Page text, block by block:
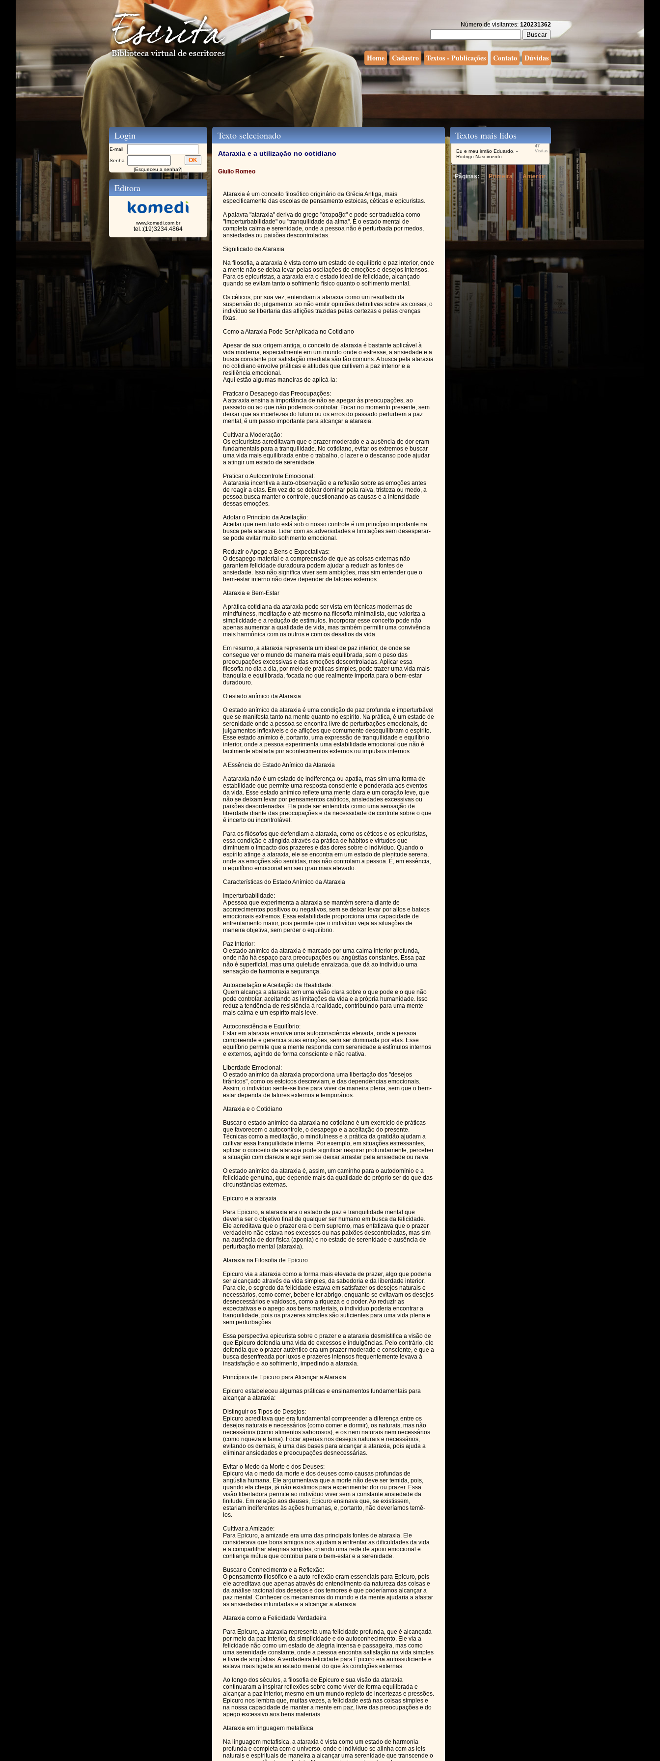
Número de visitantes: 120231362
Home Cadastro Textos - Publicações Contato Dúvidas
Login
E-mail
Senha
|Esqueceu a senha?|
Editora
www.komedi.com.br
tel.:(19)3234.4864
Texto selecionado
Ataraxia e a utilização no cotidiano
Giulio Romeo
Ataraxia é um conceito filosófico originário da Grécia Antiga, mais
especificamente das escolas de pensamento estoicas, céticas e epicuristas.
A palavra "ataraxia" deriva do grego "ἀταραξία" e pode ser traduzida como
"imperturbabilidade" ou "tranquilidade da alma". É o estado mental de
completa calma e serenidade, onde a pessoa não é perturbada por medos,
ansiedades ou paixões descontroladas.
Significado de Ataraxia
Na filosofia, a ataraxia é vista como um estado de equilíbrio e paz interior, onde
a mente não se deixa levar pelas oscilações de emoções e desejos intensos.
Para os epicuristas, a ataraxia era o estado ideal de felicidade, alcançado
quando se evitam tanto o sofrimento físico quanto o sofrimento mental.
Os céticos, por sua vez, entendiam a ataraxia como um resultado da
suspensão do julgamento: ao não emitir opiniões definitivas sobre as coisas, o
indivíduo se libertaria das aflições trazidas pelas certezas e pelas crenças
fixas.
Como a Ataraxia Pode Ser Aplicada no Cotidiano
Apesar de sua origem antiga, o conceito de ataraxia é bastante aplicável à
vida moderna, especialmente em um mundo onde o estresse, a ansiedade e a
busca constante por satisfação imediata são tão comuns. A busca pela ataraxia
no cotidiano envolve práticas e atitudes que cultivem a paz interior e a
resiliência emocional.
Aqui estão algumas maneiras de aplicá-la:
Praticar o Desapego das Preocupações:
A ataraxia ensina a importância de não se apegar às preocupações, ao
passado ou ao que não podemos controlar. Focar no momento presente, sem
deixar que as incertezas do futuro ou os erros do passado perturbem a paz
mental, é um passo importante para alcançar a ataraxia.
Cultivar a Moderação:
Os epicuristas acreditavam que o prazer moderado e a ausência de dor eram
fundamentais para a tranquilidade. No cotidiano, evitar os extremos e buscar
uma vida mais equilibrada entre o trabalho, o lazer e o descanso pode ajudar
a atingir um estado de serenidade.
Praticar o Autocontrole Emocional:
A ataraxia incentiva a auto-observação e a reflexão sobre as emoções antes
de reagir a elas. Em vez de se deixar dominar pela raiva, tristeza ou medo, a
pessoa busca manter o controle, questionando as causas e a intensidade
dessas emoções.
Adotar o Princípio da Aceitação:
Aceitar que nem tudo está sob o nosso controle é um princípio importante na
busca pela ataraxia. Lidar com as adversidades e limitações sem desesperar-
se pode evitar muito sofrimento emocional.
Reduzir o Apego a Bens e Expectativas:
O desapego material e a compreensão de que as coisas externas não
garantem felicidade duradoura podem ajudar a reduzir as fontes de
ansiedade. Isso não significa viver sem ambições, mas sim entender que o
bem-estar interno não deve depender de fatores externos.
Ataraxia e Bem-Estar
A prática cotidiana da ataraxia pode ser vista em técnicas modernas de
mindfulness, meditação e até mesmo na filosofia minimalista, que valoriza a
simplicidade e a redução de estímulos. Incorporar esse conceito pode não
apenas aumentar a qualidade de vida, mas também permitir uma convivência
mais harmônica com os outros e com os desafios da vida.
Em resumo, a ataraxia representa um ideal de paz interior, de onde se
consegue ver o mundo de maneira mais equilibrada, sem o peso das
preocupações excessivas e das emoções descontroladas. Aplicar essa
filosofia no dia a dia, por meio de práticas simples, pode trazer uma vida mais
tranquila e equilibrada, focada no que realmente importa para o bem-estar
duradouro.
O estado anímico da Ataraxia
O estado anímico da ataraxia é uma condição de paz profunda e imperturbável
que se manifesta tanto na mente quanto no espírito. Na prática, é um estado de
serenidade onde a pessoa se encontra livre de perturbações emocionais, de
julgamentos inflexíveis e de aflições que comumente desequilibram o espírito.
Esse estado anímico é, portanto, uma expressão de tranquilidade e equilíbrio
interior, onde a pessoa experimenta uma estabilidade emocional que não é
facilmente abalada por acontecimentos externos ou impulsos internos.
A Essência do Estado Anímico da Ataraxia
A ataraxia não é um estado de indiferença ou apatia, mas sim uma forma de
estabilidade que permite uma resposta consciente e ponderada aos eventos
da vida. Esse estado anímico reflete uma mente clara e um coração leve, que
não se deixam levar por pensamentos caóticos, ansiedades excessivas ou
paixões desordenadas. Ela pode ser entendida como uma sensação de
liberdade diante das preocupações e da necessidade de controle sobre o que
é incerto ou incontrolável.
Para os filósofos que defendiam a ataraxia, como os céticos e os epicuristas,
essa condição é atingida através da prática de hábitos e virtudes que
diminuem o impacto dos prazeres e das dores sobre o indivíduo. Quando o
espírito atinge a ataraxia, ele se encontra em um estado de plenitude serena,
onde as emoções são sentidas, mas não controlam a pessoa. É, em essência,
o equilíbrio emocional em seu grau mais elevado.
Características do Estado Anímico da Ataraxia
Imperturbabilidade:
A pessoa que experimenta a ataraxia se mantém serena diante de
acontecimentos positivos ou negativos, sem se deixar levar por altos e baixos
emocionais extremos. Essa estabilidade proporciona uma capacidade de
enfrentamento maior, pois permite que o indivíduo veja as situações de
maneira objetiva, sem perder o equilíbrio.
Paz Interior:
O estado anímico da ataraxia é marcado por uma calma interior profunda,
onde não há espaço para preocupações ou angústias constantes. Essa paz
não é superficial, mas uma quietude enraizada, que dá ao indivíduo uma
sensação de harmonia e segurança.
Autoaceitação e Aceitação da Realidade:
Quem alcança a ataraxia tem uma visão clara sobre o que pode e o que não
pode controlar, aceitando as limitações da vida e a própria humanidade. Isso
reduz a tendência de resistência à realidade, contribuindo para uma mente
mais calma e um espírito mais leve.
Autoconsciência e Equilíbrio:
Estar em ataraxia envolve uma autoconsciência elevada, onde a pessoa
compreende e gerencia suas emoções, sem ser dominada por elas. Esse
equilíbrio permite que a mente responda com serenidade a estímulos internos
e externos, agindo de forma consciente e não reativa.
Liberdade Emocional:
O estado anímico da ataraxia proporciona uma libertação dos "desejos
tirânicos", como os estoicos descreviam, e das dependências emocionais.
Assim, o indivíduo sente-se livre para viver de maneira plena, sem que o bem-
estar dependa de fatores externos e temporários.
Ataraxia e o Cotidiano
Buscar o estado anímico da ataraxia no cotidiano é um exercício de práticas
que favorecem o autocontrole, o desapego e a aceitação do presente.
Técnicas como a meditação, o mindfulness e a prática da gratidão ajudam a
cultivar essa tranquilidade interna. Por exemplo, em situações estressantes,
aplicar o conceito de ataraxia pode significar respirar profundamente, perceber
a situação com clareza e agir sem se deixar arrastar pela ansiedade ou raiva.
O estado anímico da ataraxia é, assim, um caminho para o autodomínio e a
felicidade genuína, que depende mais da qualidade do próprio ser do que das
circunstâncias externas.
Epicuro e a ataraxia
Para Epicuro, a ataraxia era o estado de paz e tranquilidade mental que
deveria ser o objetivo final de qualquer ser humano em busca da felicidade.
Ele acreditava que o prazer era o bem supremo, mas enfatizava que o prazer
verdadeiro não estava nos excessos ou nas paixões descontroladas, mas sim
na ausência de dor física (aponia) e no estado de serenidade e ausência de
perturbação mental (ataraxia).
Ataraxia na Filosofia de Epicuro
Epicuro via a ataraxia como a forma mais elevada de prazer, algo que poderia
ser alcançado através da vida simples, da sabedoria e da liberdade interior.
Para ele, o segredo da felicidade estava em satisfazer os desejos naturais e
necessários, como comer, beber e ter abrigo, enquanto se evitavam os desejos
desnecessários e vaidosos, como a riqueza e o poder. Ao reduzir as
expectativas e o apego aos bens materiais, o indivíduo poderia encontrar a
tranquilidade, pois os prazeres simples são suficientes para uma vida plena e
sem perturbações.
Essa perspectiva epicurista sobre o prazer e a ataraxia desmistifica a visão de
que Epicuro defendia uma vida de excessos e indulgências. Pelo contrário, ele
defendia que o prazer autêntico era um prazer moderado e consciente, e que a
busca desenfreada por luxos e prazeres intensos frequentemente levava à
insatisfação e ao sofrimento, impedindo a ataraxia.
Princípios de Epicuro para Alcançar a Ataraxia
Epicuro estabeleceu algumas práticas e ensinamentos fundamentais para
alcançar a ataraxia:
Distinguir os Tipos de Desejos:
Epicuro acreditava que era fundamental compreender a diferença entre os
desejos naturais e necessários (como comer e dormir), os naturais, mas não
necessários (como alimentos saborosos), e os nem naturais nem necessários
(como riqueza e fama). Focar apenas nos desejos naturais e necessários,
evitando os demais, é uma das bases para alcançar a ataraxia, pois ajuda a
eliminar ansiedades e preocupações desnecessárias.
Evitar o Medo da Morte e dos Deuses:
Epicuro via o medo da morte e dos deuses como causas profundas de
angústia humana. Ele argumentava que a morte não deve ser temida, pois,
quando ela chega, já não existimos para experimentar dor ou prazer. Essa
visão libertadora permite ao indivíduo viver sem a constante ansiedade da
finitude. Em relação aos deuses, Epicuro ensinava que, se existissem,
estariam indiferentes às ações humanas, e, portanto, não deveríamos temê-
los.
Cultivar a Amizade:
Para Epicuro, a amizade era uma das principais fontes de ataraxia. Ele
considerava que bons amigos nos ajudam a enfrentar as dificuldades da vida
e a compartilhar alegrias simples, criando uma rede de apoio emocional e
confiança mútua que contribui para o bem-estar e a serenidade.
Buscar o Conhecimento e a Reflexão:
O pensamento filosófico e a auto-reflexão eram essenciais para Epicuro, pois
ele acreditava que apenas através do entendimento da natureza das coisas e
da análise racional dos desejos e dos temores é que poderíamos alcançar a
paz mental. Conhecer os mecanismos do mundo e da mente ajudaria a afastar
as ansiedades infundadas e a alcançar a ataraxia.
Ataraxia como a Felicidade Verdadeira
Para Epicuro, a ataraxia representa uma felicidade profunda, que é alcançada
por meio da paz interior, da simplicidade e do autoconhecimento. Ele via a
felicidade não como um estado de alegria intensa e passageira, mas como
uma serenidade constante, onde a pessoa encontra satisfação na vida simples
e livre de angústias. A verdadeira felicidade para Epicuro era autossuficiente e
estava mais ligada ao estado mental do que às condições externas.
Ao longo dos séculos, a filosofia de Epicuro e sua visão da ataraxia
continuaram a inspirar reflexões sobre como viver de forma equilibrada e
alcançar a paz interior, mesmo em um mundo repleto de incertezas e pressões.
Epicuro nos lembra que, muitas vezes, a felicidade está nas coisas simples e
na nossa capacidade de manter a mente em paz, livre das preocupações e do
apego excessivo aos bens materiais.
Ataraxia em linguagem metafísica
Na linguagem metafísica, a ataraxia é vista como um estado de harmonia
profunda e completa com o universo, onde o indivíduo se alinha com as leis
naturais e espirituais de maneira a alcançar uma serenidade que transcende o
Textos mais lidos
Eu e meu irmão Eduardo. -
Rodrigo Nascimento
47
Visitas
Páginas: Primeira Anterior